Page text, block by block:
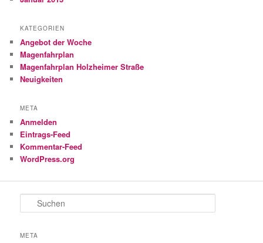
KATEGORIEN
Angebot der Woche
Magenfahrplan
Magenfahrplan Holzheimer Straße
Neuigkeiten
META
Anmelden
Eintrags-Feed
Kommentar-Feed
WordPress.org
u
h
META